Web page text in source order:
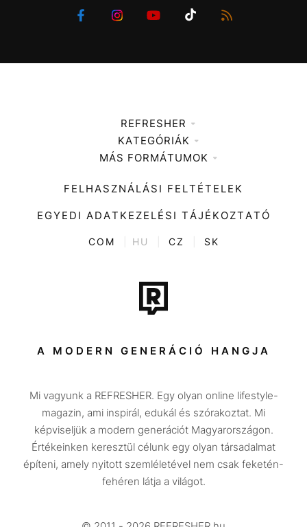
REFRESHER
Médiaajánlat
KATEGÓRIÁK
Zene
Divat
Kultúra
ENTR
Tech-Tudomány
Sport
Társadalom
Utazás
Életmód
Design
Beszélgetések
MÁS FORMÁTUMOK
FELHASZNÁLÁSI FELTÉTELEK
EGYEDI ADATKEZELÉSI TÁJÉKOZTATÓ
COM HU CZ SK
A MODERN GENERÁCIÓ HANGJA
Mi vagyunk a REFRESHER. Egy olyan online lifestyle-
magazin, ami inspirál, edukál és szórakoztat. Mi
képviseljük a modern generációt Magyarországon.
Értékeinken keresztül célunk egy olyan társadalmat
építeni, amely nyitott szemléletével nem csak feketén-
fehéren látja a világot.